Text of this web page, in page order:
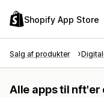
Shopify App Store
Salg af produkter
Alle apps til nft'er